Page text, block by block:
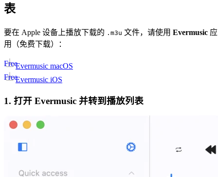
表
要在 Apple 设备上播放下载的 .m3u 文件，请使用 Evermusic 应
用（免费下载）：
Evermusic macOS
Free
Evermusic iOS
Free
1. 打开 Evermusic 并转到播放列表